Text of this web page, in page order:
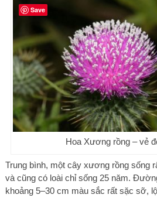
Hoa Xương rồng – vẻ
Trung bình, một cây xương rồng sống
và cũng có loài chỉ sống 25 năm.
khoảng 5–30 cm màu sắc rất sặc sỡ,
Save